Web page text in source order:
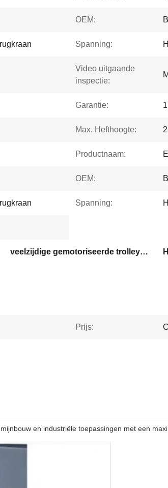
OEM:
Spanning:
Video uitgaande
inspectie:
Garantie:
Max. Hefthoogte:
Productnaam:
OEM:
Spanning:
veelzijdige gemotoriseerde trolleyhef
Prijs:
en industriële toepassingen met een